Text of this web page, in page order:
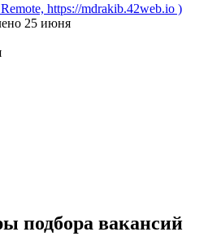
https://mdrakib.42web.io )
25 июня
подбора вакансий